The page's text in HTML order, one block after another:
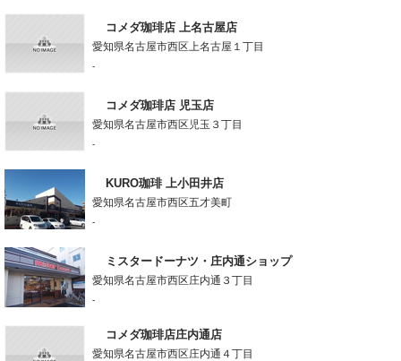
コメダ珈琲店 上名古屋店
愛知県名古屋市西区上名古屋１丁目
-
コメダ珈琲店 児玉店
愛知県名古屋市西区児玉３丁目
-
KURO珈琲 上小田井店
愛知県名古屋市西区五才美町
-
ミスタードーナツ・庄内通ショップ
愛知県名古屋市西区庄内通３丁目
-
コメダ珈琲店庄内通店
愛知県名古屋市西区庄内通４丁目